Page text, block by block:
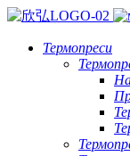
Термопреси